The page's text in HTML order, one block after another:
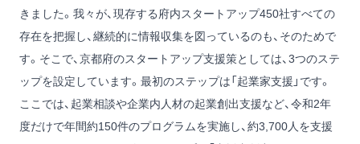
きました。我々が、現存する府内スタートアップ450社すべての
存在を把握し、継続的に情報収集を図っているのも、そのためで
す。そこで、京都府のスタートアップ支援策としては、3つのステ
ップを設定しています。最初のステップは「起業家支援」です。
ここでは、起業相談や企業内人材の起業創出支援など、令和2年
度だけで年間約150件のプログラムを実施し、約3,700人を支援